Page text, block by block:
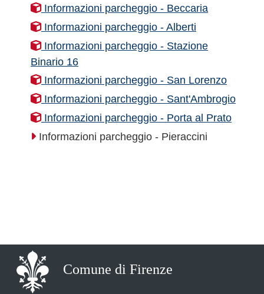
Informazioni parcheggio - Beccaria
Informazioni parcheggio - Alberti
Informazioni parcheggio - Stazione
Binario 16
Informazioni parcheggio - San Lorenzo
Informazioni parcheggio - Sant'Ambrogio
Informazioni parcheggio - Porta al Prato
Informazioni parcheggio - Pieraccini
Comune di Firenze